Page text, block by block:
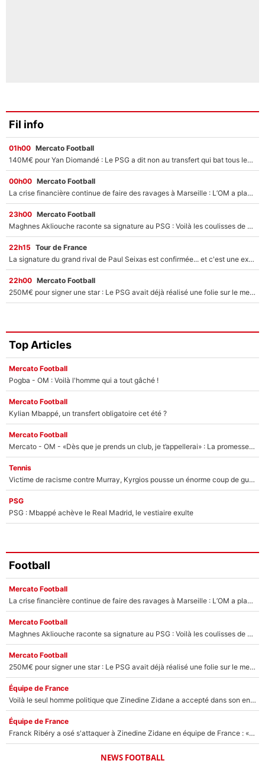
Fil info
01h00 Mercato Football
140M€ pour Yan Diomandé : Le PSG a dit non au transfert qui bat tous les records sur le mercato
00h00 Mercato Football
La crise financière continue de faire des ravages à Marseille : L’OM a placé 12 joueurs sur le marché des transferts… et ça pourrait lui rapporter près de 100M€ !
23h00 Mercato Football
Maghnes Akliouche raconte sa signature au PSG : Voilà les coulisses de son transfert de rêve à 50M€
22h15 Tour de France
La signature du grand rival de Paul Seixas est confirmée... et c'est une excellente nouvelle pour l'équipe Decathlon-CMA CGM !
22h00 Mercato Football
250M€ pour signer une star : Le PSG avait déjà réalisé une folie sur le mercato bien avant Neymar !
Top Articles
Mercato Football
Pogba - OM : Voilà l'homme qui a tout gâché !
Mercato Football
Kylian Mbappé, un transfert obligatoire cet été ?
Mercato Football
Mercato - OM - «Dès que je prends un club, je t’appellerai» : La promesse de Marcelino au moment de claquer la porte
Tennis
Victime de racisme contre Murray, Kyrgios pousse un énorme coup de gueule !
PSG
PSG : Mbappé achève le Real Madrid, le vestiaire exulte
Football
Mercato Football
La crise financière continue de faire des ravages à Marseille : L’OM a placé 12 joueurs sur le marché des transferts… et ça pourrait lui rapporter près de 100M€ !
Mercato Football
Maghnes Akliouche raconte sa signature au PSG : Voilà les coulisses de son transfert de rêve à 50M€
Mercato Football
250M€ pour signer une star : Le PSG avait déjà réalisé une folie sur le mercato bien avant Neymar !
Équipe de France
Voilà le seul homme politique que Zinedine Zidane a accepté dans son entourage : «Je garde un très bon souvenir de lui»
Équipe de France
Franck Ribéry a osé s'attaquer à Zinedine Zidane en équipe de France : «Je n'aurais jamais fait ça»
NEWS FOOTBALL